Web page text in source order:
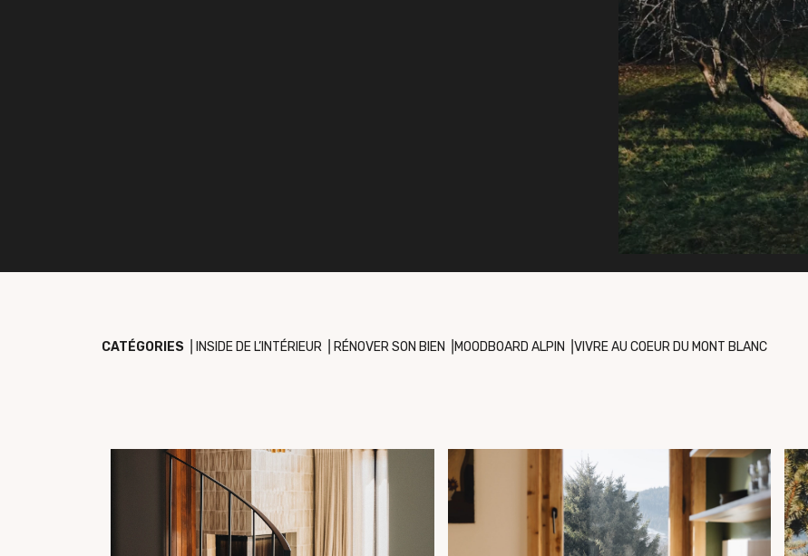
CATÉGORIES INSIDE DE L’INTÉRIEUR RÉNOVER SON BIEN MOODBOARD ALPIN VIVRE AU COEUR DU MONT BLANC